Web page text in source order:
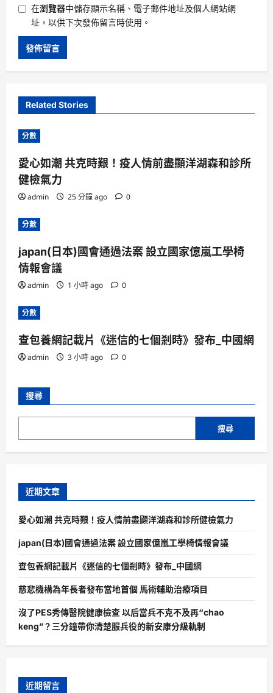
在瀏覽器中儲存顯示名稱、電子郵件地址及個人網站網
址，以供下次發佈留言時使用。
Related Stories
分數
愛心如潮 共克時艱！疫人情前盡顯洋湖森和診所
健檢氣力
admin 25 分鐘 ago 0
分數
japan(日本)國會通過法案 設立國家億嵐工學椅
情報會議
admin 1 小時 ago 0
分數
查包養網記載片《迷信的七個剎時》發布_中國網
admin 3 小時 ago 0
搜尋
搜尋
近期文章
愛心如潮 共克時艱！疫人情前盡顯洋湖森和診所健檢氣力
japan(日本)國會通過法案 設立國家億嵐工學椅情報會議
查包養網記載片《迷信的七個剎時》發布_中國網
慈悲機構為年長者發布當地首個 馬術輔助治療項目
沒了PES秀傳醫院健康檢查 以后當兵不克不及再“chao
keng”？三分鐘帶你清楚服兵役的新安康分級軌制
近期留言